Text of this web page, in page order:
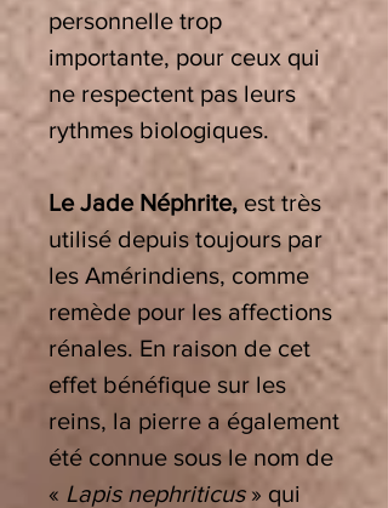
personnelle trop
importante, pour ceux qui
ne respectent pas leurs
rythmes biologiques.
Le Jade Néphrite, est très
utilisé depuis toujours par
les Amérindiens, comme
remède pour les affections
rénales. En raison de cet
effet bénéfique sur les
reins, la pierre a également
été connue sous le nom de
« Lapis nephriticus» qui